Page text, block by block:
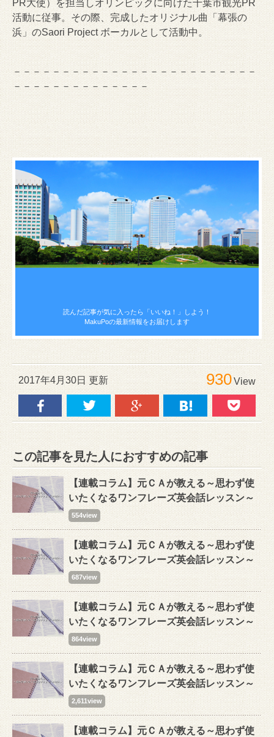
PR大使）を担当しオリンピックに向けた千葉市観光PR
活動に従事。その際、完成したオリジナル曲「幕張の
浜」のSaori Project ボーカルとして活動中。
－－－－－－－－－－－－－－－－－－－－－－－－－
－－－－－－－－－－－－－－
読んだ記事が気に入ったら 「いいね！」しよう！
MakuPoの最新情報をお届けします
2017年4月30日 更新 930View
この記事を見た人におすすめの記事
【連載コラム】元ＣＡが教える～思わず使
いたくなるワンフレーズ英会話レッスン～
554view
【連載コラム】元ＣＡが教える～思わず使
いたくなるワンフレーズ英会話レッスン～
687view
【連載コラム】元ＣＡが教える～思わず使
いたくなるワンフレーズ英会話レッスン～
864view
【連載コラム】元ＣＡが教える～思わず使
いたくなるワンフレーズ英会話レッスン～
2,611view
【連載コラム】元ＣＡが教える～思わず使